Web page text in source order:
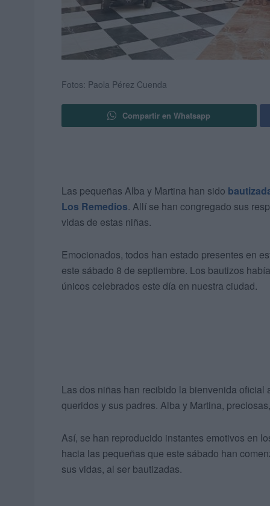
Fotos: Paola Pérez Cuenda
Compartir en Whatsapp
Las pequeñas Alba y Martina han sido
Los Remedios. Allí se han congregado sus
vidas de estas niñas.
Emocionados, todos han estado presentes en
este sábado 8 de septiembre. Los bautizos
únicos celebrados este día en nuestra ciudad.
Las dos niñas han recibido la bienvenida
queridos y sus padres. Alba y Martina,
Así, se han reproducido instantes emotivos en
hacia las pequeñas que este sábado han
sus vidas, al ser bautizadas.